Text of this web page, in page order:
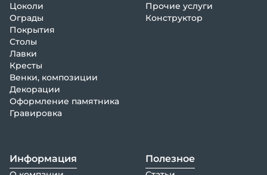
Цоколи
Ограды
Покрытия
Столы
Лавки
Кресты
Венки, композиции
Декорации
Оформление памятника
Гравировка
Прочие услуги
Конструктор
Информация Полезное